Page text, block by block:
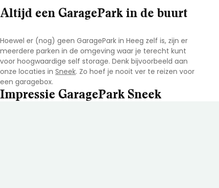
Altijd een GaragePark in de buurt
Hoewel er (nog) geen GaragePark in Heeg zelf is, zijn er
meerdere parken in de omgeving waar je terecht kunt
voor hoogwaardige self storage. Denk bijvoorbeeld aan
onze locaties in Sneek. Zo hoef je nooit ver te reizen voor
een garagebox.
Impressie GaragePark Sneek